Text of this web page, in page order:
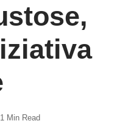
1 Min Read